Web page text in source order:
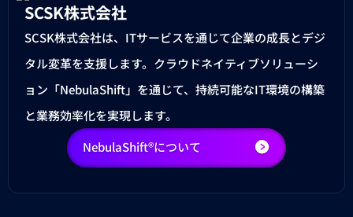
SCSK株式会社
SCSK株式会社は、ITサービスを通じて企業の成長とデジ
タル変革を支援します。クラウドネイティブソリューシ
ョン「NebulaShift」を通じて、持続可能なIT環境の構築
と業務効率化を実現します。
NebulaShift®について